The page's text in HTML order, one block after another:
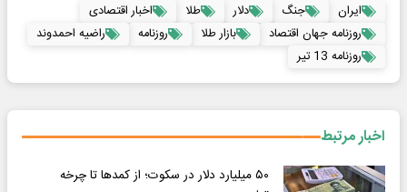
ایران جنگ دلار طلا
اخبار اقتصادی
روزنامه جهان اقتصاد
بازار طلا روزنامه
راضیه احمدوند
روزنامه 13 تیر
اخبار مرتبط
۵۰ میلیارد دلار در سکوت؛ از کمدها تا چرخه